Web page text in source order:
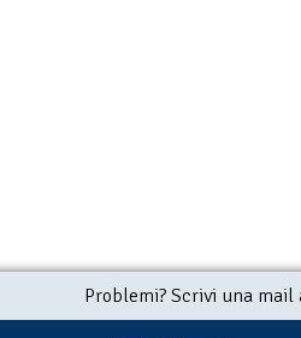
Problemi? Scrivi una